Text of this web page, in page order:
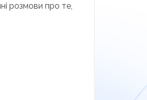
розмови про те,